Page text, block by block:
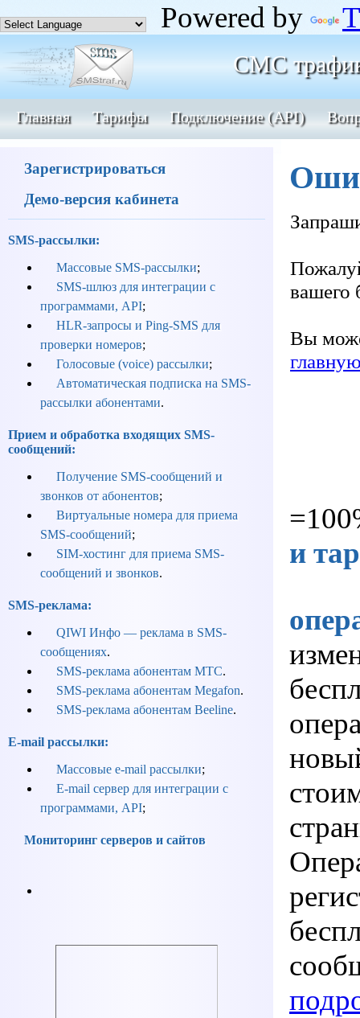
Powered by
СМС
Главная Тарифы Подключение (API)
Зарегистрироваться
Демо-версия кабинета
SMS-рассылки:
Массовые SMS-рассылки;
SMS-шлюз для интеграции с
программами, API;
HLR-запросы и Ping-SMS для
проверки номеров;
Голосовые (voice) рассылки;
Автоматическая подписка на SMS-
рассылки абонентами.
Прием и обработка входящих SMS-
сообщений:
Получение SMS-сообщений и
звонков от абонентов;
Виртуальные номера для приема
SMS-сообщений;
SIM-хостинг для приема SMS-
сообщений и звонков.
SMS-реклама:
QIWI Инфо — реклама в SMS-
сообщениях.
SMS-реклама абонентам МТС.
SMS-реклама абонентам Megafon.
SMS-реклама абонентам Beeline.
E-mail рассылки:
Массовые e-mail рассылки;
E-mail сервер для интеграции с
программами, API;
Мониторинг серверов и сайтов
вашего
Вы
и